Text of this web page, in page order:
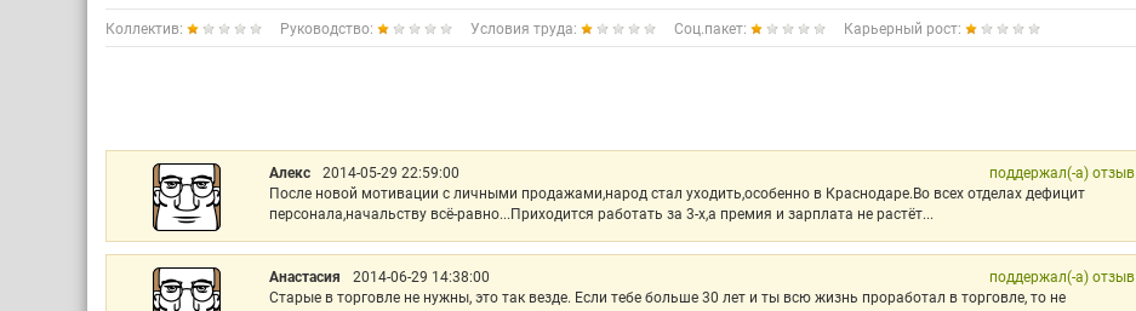
Коллектив: Руководство: Условия труда: Соц.пакет: Карьерный рост:
Алекс 2014-05-29 22:59:00
поддержал(-а) отзыв
После новой мотивации с личными продажами,народ стал уходить,особенно в Краснодаре.Во всех отделах дефицит
персонала,начальству всё-равно...Приходится работать за 3-х,а премия и зарплата не растёт...
Анастасия 2014-06-29 14:38:00
поддержал(-а) отзыв
Старые в торговле не нужны, это так везде. Если тебе больше 30 лет и ты всю жизнь проработал в торговле, то не